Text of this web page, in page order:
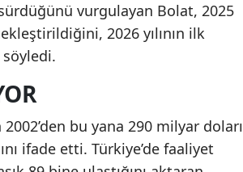
vurgulayan Bolat, 2025
2026 yılının ilk
söyledi.
bu yana 290 milyar doları
ifade etti. Türkiye’de faaliyet